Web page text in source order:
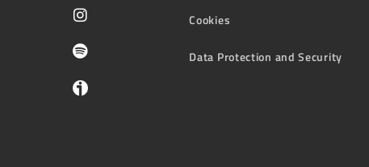
Cookies
Data Protection and Security